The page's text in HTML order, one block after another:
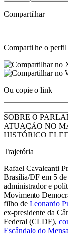
Compartilhar
Compartilhe o
Ou copie o link
SOBRE O
ATUAÇÃO NO
HISTÓRICO
Trajetória
Rafael Cavalcanti
Brasília/DF em 5
administrador e
Movimento
filho de Leonardo
ex-presidente da
Federal (CLDF),
Escândalo do